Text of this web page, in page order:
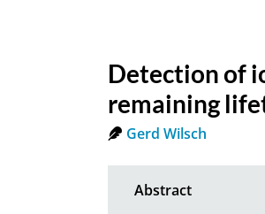
Detection of
remaining
Gerd Wilsch